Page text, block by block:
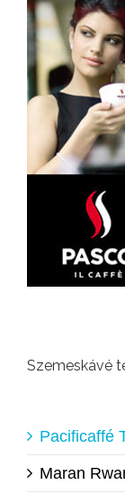
Szemeskávé
Pacificaffé
Maran